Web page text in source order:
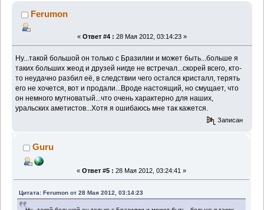
Ferumon
« Ответ #4 : 28 Мая 2012, 03:14:23 »
Ну...такой большой он только с Бразилии и может быть...больше я
таких больших жеод и друзей нигде не встречал...скорей всего, кто-
то неудачно разбил её, в следствии чего остался кристалл, терять
его не хочется, вот и продали...Вроде настоящий, но смущает, что
он немного мутноватый...что очень характерно для наших,
уральских аметистов...Хотя я ошибаюсь мне так кажется.
Записан
Guru
« Ответ #5 : 28 Мая 2012, 03:24:41 »
Цитата: Ferumon от 28 Мая 2012, 03:14:23